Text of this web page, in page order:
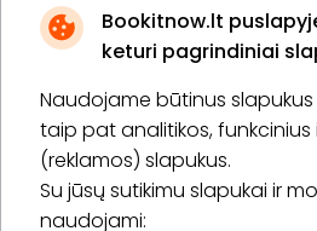
Bookitnow.lt
keturi pagrindiniai
Naudojame būtinus
taip pat analitikos, funkcinius
(reklamos) slapukus.
Su jūsų sutikimu slapukai ir
naudojami:
* Susipažinau su